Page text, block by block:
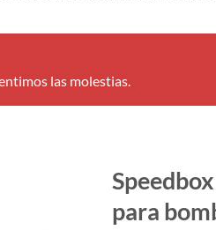
las molestias.
para